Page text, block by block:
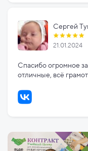
Сергей
21.01.2024
Спасибо огромное
отличные, всё